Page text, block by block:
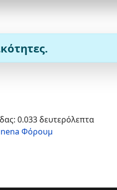
0.033 δευτερόλεπτα
Φόρουμ